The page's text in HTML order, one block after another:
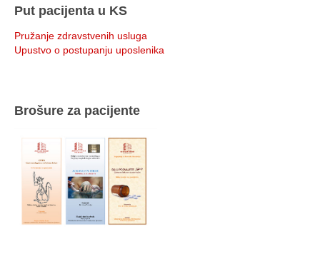
Put pacijenta u KS
Pružanje zdravstvenih usluga
Upustvo o postupanju uposlenika
Brošure za pacijente